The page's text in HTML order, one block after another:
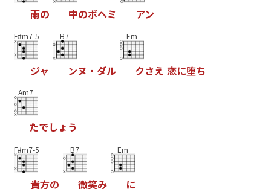
雨の 中のボヘミ アン
F#m7-5
ジャ
B7
ンヌ ・ ダル
Em
クさえ 恋に堕ち
Am7
たでしょ う
F#m7-5
貴方の
B7
微笑み
Em
に